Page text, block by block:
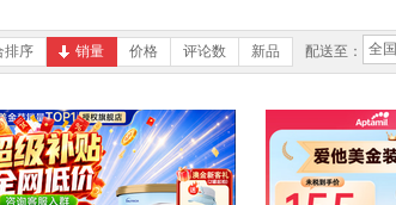
排序 销量 价格 评论数 新品 配送至： 全国